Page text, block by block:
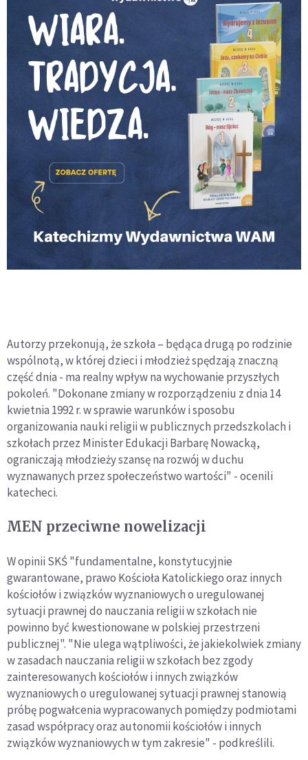
Autorzy przekonują, że szkoła – będąca drugą po rodzinie
wspólnotą, w której dzieci i młodzież spędzają znaczną
część dnia - ma realny wpływ na wychowanie przyszłych
pokoleń. "Dokonane zmiany w rozporządzeniu z dnia 14
kwietnia 1992 r. w sprawie warunków i sposobu
organizowania nauki religii w publicznych przedszkolach i
szkołach przez Minister Edukacji Barbarę Nowacką,
ograniczają młodzieży szansę na rozwój w duchu
wyznawanych przez społeczeństwo wartości" - ocenili
katecheci.
MEN przeciwne nowelizacji
W opinii SKŚ "fundamentalne, konstytucyjnie
gwarantowane, prawo Kościoła Katolickiego oraz innych
kościołów i związków wyznaniowych o uregulowanej
sytuacji prawnej do nauczania religii w szkołach nie
powinno być kwestionowane w polskiej przestrzeni
publicznej". "Nie ulega wątpliwości, że jakiekolwiek zmiany
w zasadach nauczania religii w szkołach bez zgody
zainteresowanych kościołów i innych związków
wyznaniowych o uregulowanej sytuacji prawnej stanowią
próbę pogwałcenia wypracowanych pomiędzy podmiotami
zasad współpracy oraz autonomii kościołów i innych
związków wyznaniowych w tym zakresie" - podkreślili.